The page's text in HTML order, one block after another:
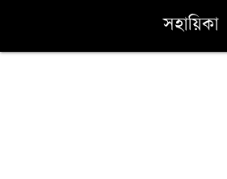
সহায়িকা